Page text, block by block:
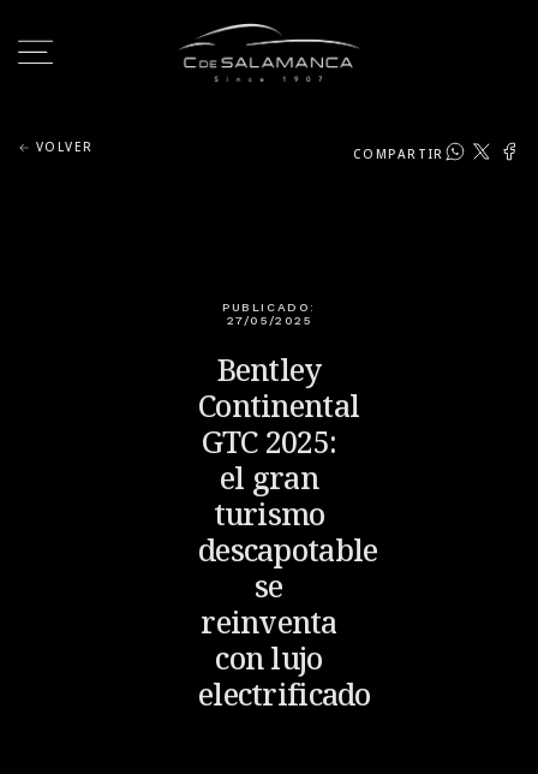
VOLVER COMPARTIR
PUBLICADO:
27/05/2025
Bentley
Continental
GTC 2025:
el gran
turismo
descapotable
se
reinventa
con lujo
electrificado